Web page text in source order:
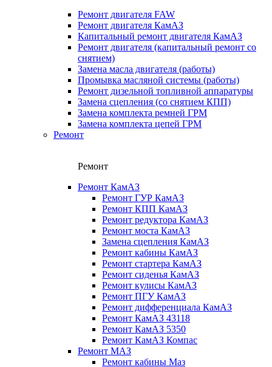
Ремонт двигателя FAW
Ремонт двигателя КамАЗ
Капитальный ремонт двигателя КамАЗ
Ремонт двигателя (капитальный ремонт со
снятием)
Замена масла двигателя (работы)
Промывка масляной системы (работы)
Ремонт дизельной топливной аппаратуры
Замена сцепления (со снятием КПП)
Замена комплекта ремней ГРМ
Замена комплекта цепей ГРМ
Ремонт
Ремонт
Ремонт КамАЗ
Ремонт ГУР КамАЗ
Ремонт КПП КамАЗ
Ремонт редуктора КамАЗ
Ремонт моста КамАЗ
Замена сцепления КамАЗ
Ремонт кабины КамАЗ
Ремонт стартера КамАЗ
Ремонт сиденья КамАЗ
Ремонт кулисы КамАЗ
Ремонт ПГУ КамАЗ
Ремонт дифференциала КамАЗ
Ремонт КамАЗ 43118
Ремонт КамАЗ 5350
Ремонт КамАЗ Компас
Ремонт МАЗ
Ремонт кабины Маз